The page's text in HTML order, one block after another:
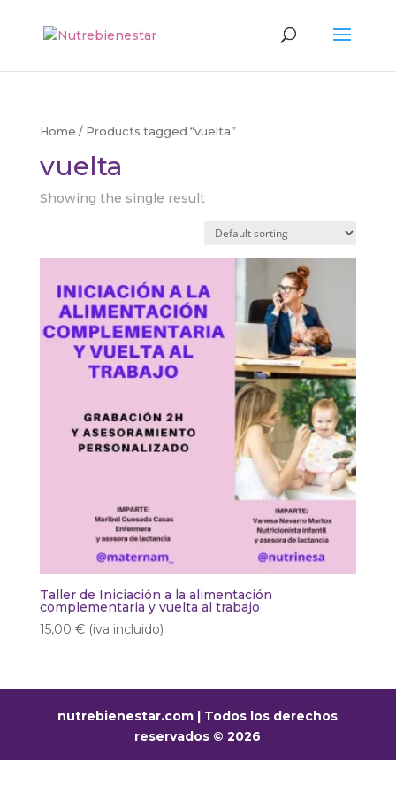
Home / Products tagged “vuelta”
vuelta
Showing the single result
Taller de Iniciación a la alimentación
complementaria y vuelta al trabajo
15,00 € (iva incluido)
nutrebienestar.com | Todos los derechos
reservados © 2026